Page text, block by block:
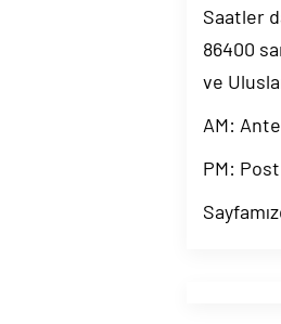
Saatler
86400
ve
AM:
PM: